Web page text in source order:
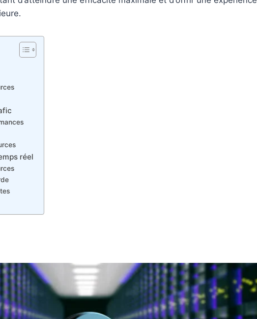
réel